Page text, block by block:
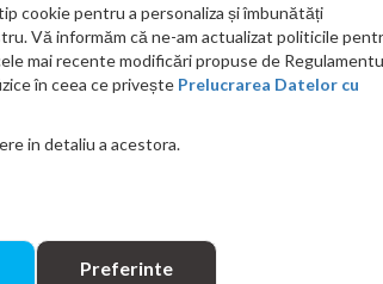
1,283.00 RON Fisa
Ati gasit in alta parte mai
cookie pentru a personaliza și îmbunătăți
Vă informăm că ne-am actualizat politicile
mai recente modificări propuse de
în ceea ce privește Prelucrarea Datelor cu
in detaliu a acestora.
Preferinte